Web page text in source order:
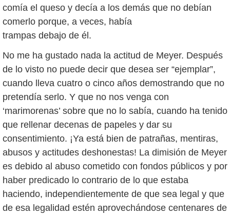
comía el queso y decía a los demás que no debían
comerlo porque, a veces, había
trampas debajo de él.
No me ha gustado nada la actitud de Meyer. Después
de lo visto no puede decir que desea ser “ejemplar”,
cuando lleva cuatro o cinco años demostrando que no
pretendía serlo. Y que no nos venga con
‘marimorenas’ sobre que no lo sabía, cuando ha tenido
que rellenar decenas de papeles y dar su
consentimiento. ¡Ya está bien de patrañas, mentiras,
abusos y actitudes deshonestas! La dimisión de Meyer
es debido al abuso cometido con fondos públicos y por
haber predicado lo contrario de lo que estaba
haciendo, independientemente de que sea legal y que
de esa legalidad estén aprovechándose centenares de